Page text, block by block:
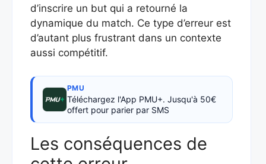
d’inscrire un but qui a retourné la
dynamique du match. Ce type d’erreur est
d’autant plus frustrant dans un contexte
aussi compétitif.
PMU
Téléchargez l'App PMU+. Jusqu'à 50€
offert pour parier par SMS
Les conséquences de